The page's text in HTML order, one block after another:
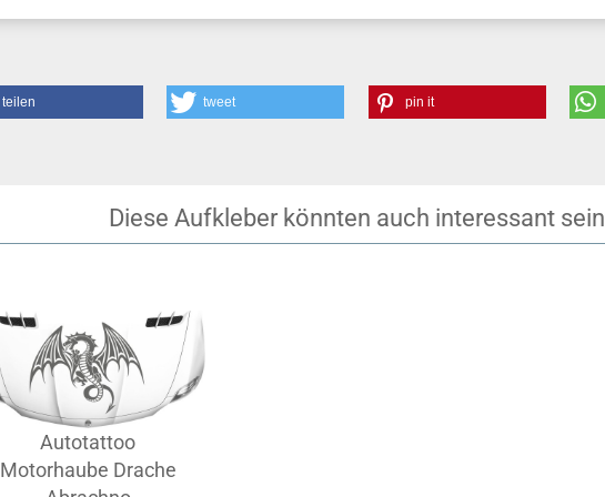
teilen tweet pin it
Diese Aufkleber könnten auch interessant sein
Autotattoo
Motorhaube Drache